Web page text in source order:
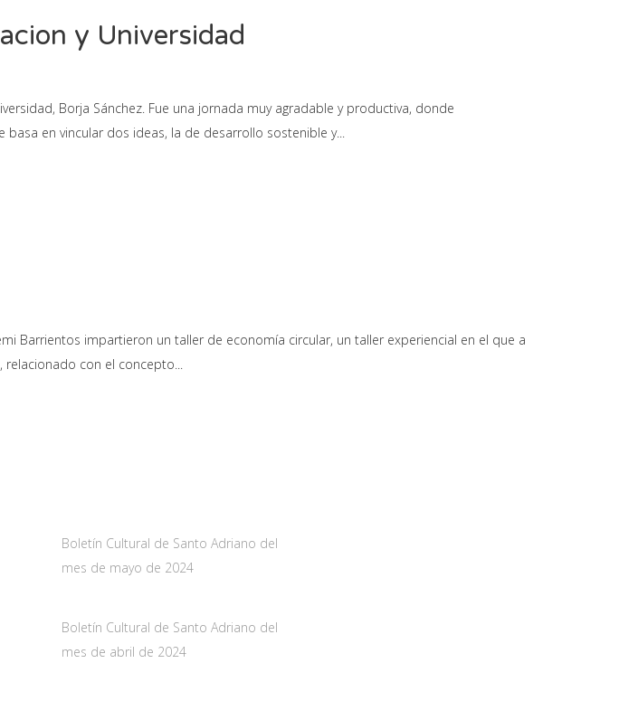
y Universidad
Borja Sánchez. Fue una jornada muy agradable y productiva, donde
en vincular dos ideas, la de desarrollo sostenible y
Barrientos impartieron un taller de economía circular, un taller experiencial en el que a
con el concepto
Boletín Cultural de Santo Adriano del
mes de mayo de 2024
Boletín Cultural de Santo Adriano del
mes de abril de 2024